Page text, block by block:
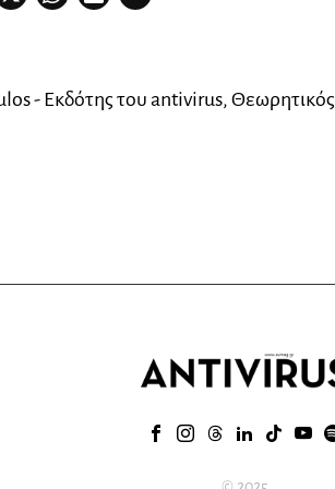
- Εκδότης του antivirus, Θεωρητικός